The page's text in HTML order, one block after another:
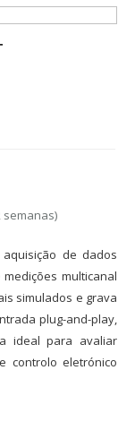
semanas)
aquisição de dados
multicanal
simulados e grava
plug-and-play,
ideal para avaliar
controlo eletrónico